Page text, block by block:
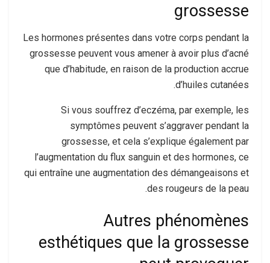
grossesse
Les hormones présentes dans votre corps pendant la
grossesse peuvent vous amener à avoir plus d’acné
que d’habitude, en raison de la production accrue
d’huiles cutanées.
Si vous souffrez d’eczéma, par exemple, les
symptômes peuvent s’aggraver pendant la
grossesse, et cela s’explique également par
l’augmentation du flux sanguin et des hormones, ce
qui entraîne une augmentation des démangeaisons et
des rougeurs de la peau.
Autres phénomènes
esthétiques que la grossesse